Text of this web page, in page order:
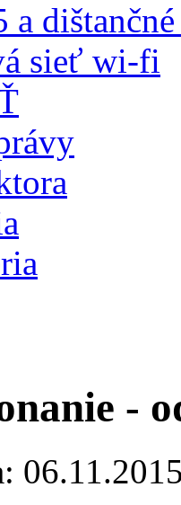
a
sieť wi-fi
-